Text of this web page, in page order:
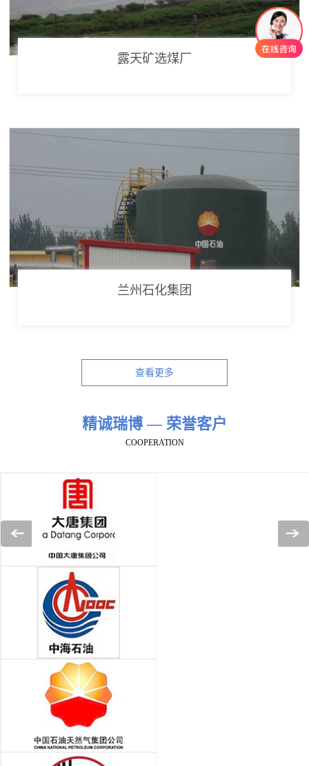
露天矿选煤厂
兰州石化集团
查看更多
精诚瑞博 — 荣誉客户
COOPERATION